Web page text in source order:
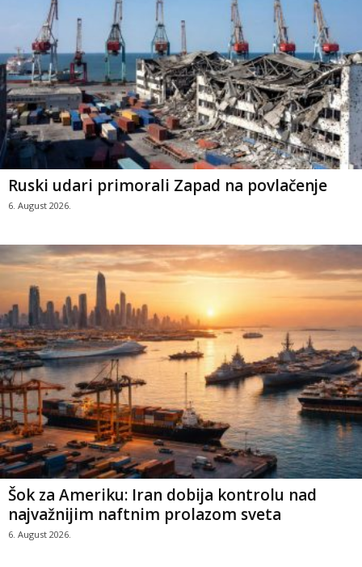
Ruski udari primorali Zapad na povlačenje
6. August 2026.
Šok za Ameriku: Iran dobija kontrolu nad
najvažnijim naftnim prolazom sveta
6. August 2026.